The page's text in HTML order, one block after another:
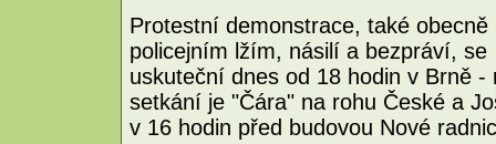
Protestní demonstrace, také obecně
policejním lžím, násilí a bezpráví, se
uskuteční dnes od 18 hodin v Brně -
setkání je "Čára" na rohu České a
v 16 hodin před budovou Nové